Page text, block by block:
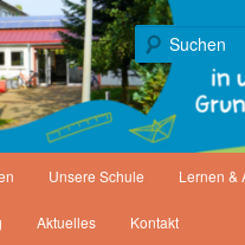
Staufenberg
Unsere Schule Lernen &
Aktuelles Kontakt